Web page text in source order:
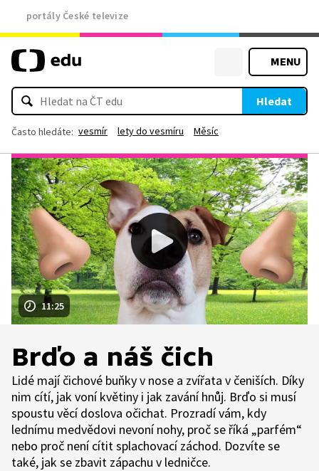
portály České televize
MENU
Hledat
Často hledáte: vesmír lety do vesmíru Měsíc
11:25
Brďo a náš čich
Lidé mají čichové buňky v nose a zvířata v čeniších. Díky
nim cítí, jak voní květiny i jak zavání hnůj. Brďo si musí
spoustu věcí doslova očichat. Prozradí vám, kdy
lednímu medvědovi nevoní nohy, proč se říká „parfém“
nebo proč není cítit splachovací záchod. Dozvíte se
také, jak se zbavit zápachu v ledničce.